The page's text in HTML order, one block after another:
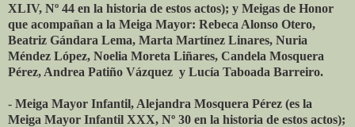
XLIV, Nº 44 en la historia de estos actos); y Meigas de Honor
que acompañan a la Meiga Mayor: Rebeca Alonso Otero,
Beatriz Gándara Lema, Marta Martínez Linares, Nuria
Méndez López, Noelia Moreta Liñares, Candela Mosquera
Pérez, Andrea Patiño Vázquez y Lucía Taboada Barreiro.
- Meiga Mayor Infantil, Alejandra Mosquera Pérez (es la
Meiga Mayor Infantil XXX, Nº 30 en la historia de estos actos);